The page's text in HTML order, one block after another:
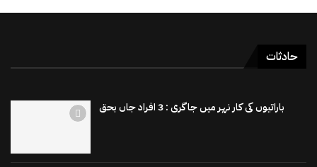
حادثات
باراتیوں کی کار نہر میں جاگری : 3 افراد جاں بحق